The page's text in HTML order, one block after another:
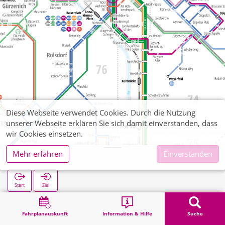
Fahrplanauskunft Information & Hilfe Suche
Weierstraße
Start Ziel
Weierstraße
Diese Webseite verwendet Cookies. Durch die Nutzung
unserer Webseite erklären Sie sich damit einverstanden, dass
wir Cookies einsetzen.
Mehr erfahren
Einverstanden